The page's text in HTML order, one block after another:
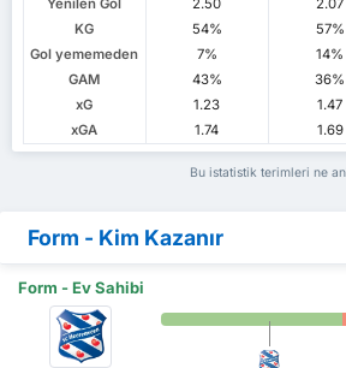
Yenilen Gol
2.50 2.07
KG
54% 57%
Gol yememeden
7% 14%
GAM
43% 36%
xG
1.23 1.47
xGA
1.74 1.69
Bu istatistik terimleri ne
Form - Kim Kazanır
Form - Ev Sahibi